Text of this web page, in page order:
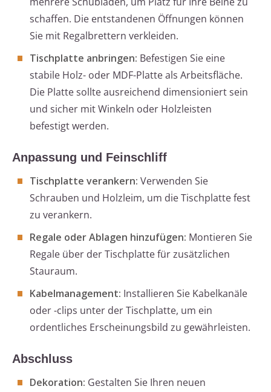
schaffen. Die entstandenen Öffnungen können
Sie mit Regalbrettern verkleiden.
Tischplatte anbringen: Befestigen Sie eine
stabile Holz- oder MDF-Platte als Arbeitsfläche.
Die Platte sollte ausreichend dimensioniert sein
und sicher mit Winkeln oder Holzleisten
befestigt werden.
Anpassung und Feinschliff
Tischplatte verankern: Verwenden Sie
Schrauben und Holzleim, um die Tischplatte fest
zu verankern.
Regale oder Ablagen hinzufügen: Montieren Sie
Regale über der Tischplatte für zusätzlichen
Stauraum.
Kabelmanagement: Installieren Sie Kabelkanäle
oder -clips unter der Tischplatte, um ein
ordentliches Erscheinungsbild zu gewährleisten.
Abschluss
Dekoration: Gestalten Sie Ihren neuen